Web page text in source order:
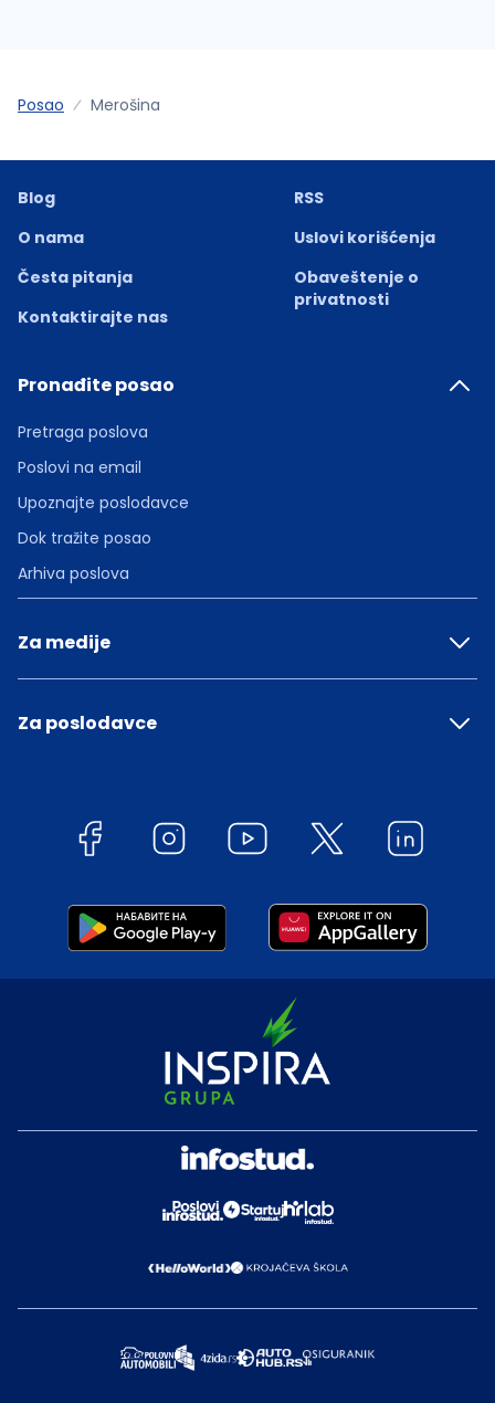
Posao Merošina
Blog
O nama
Česta pitanja
Kontaktirajte nas
RSS
Uslovi korišćenja
Obaveštenje o
privatnosti
Pronađite posao
Pretraga poslova
Poslovi na email
Upoznajte poslodavce
Dok tražite posao
Arhiva poslova
Za medije
Za poslodavce